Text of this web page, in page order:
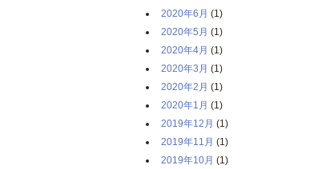
2020年6月 (1)
2020年5月 (1)
2020年4月 (1)
2020年3月 (1)
2020年2月 (1)
2020年1月 (1)
2019年12月 (1)
2019年11月 (1)
2019年10月 (1)